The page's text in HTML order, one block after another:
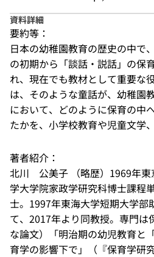
資料詳細
要約等：
日本の幼稚園教育の歴史の中で
の初期から「談話・説話」の保
れ、現在でも教材として重要な
は、そのような童話が、幼稚園
において、どのように保育の中
たかを、小学校教育や児童文学
著者紹介：
北川　公美子 （略歴）1969年
学大学院家政学研究科博士課程
士。1997年東海大学短期大学部
て、2017年より同教授。専門は
な論文）「明治期の幼児教育と
育学の影響下で」（『保育学研